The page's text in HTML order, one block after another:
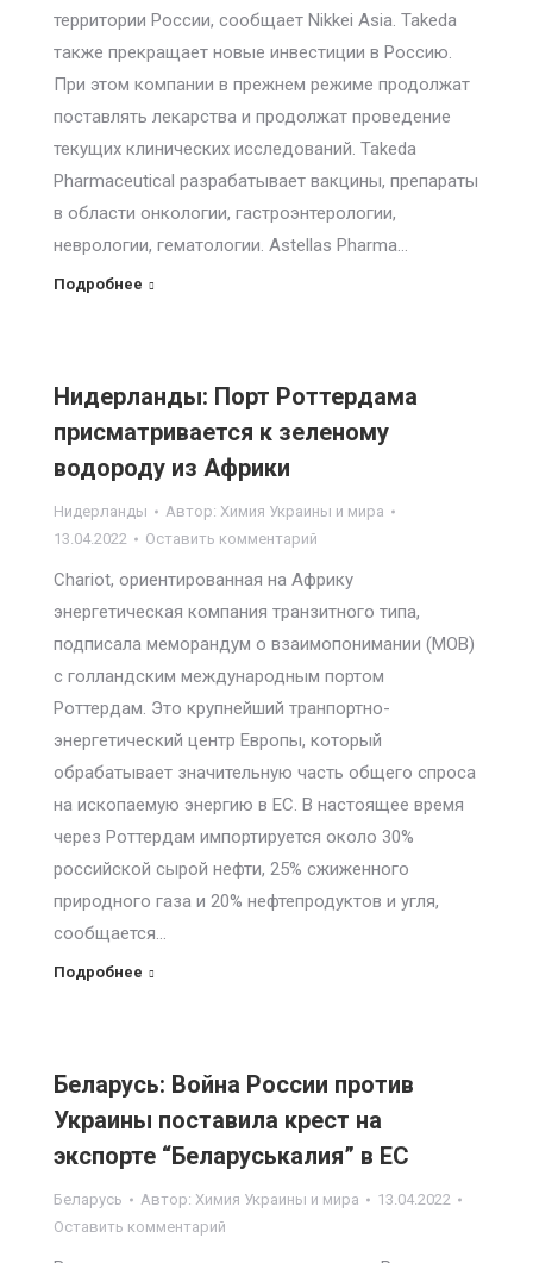
территории России, сообщает Nikkei Asia. Takeda
также прекращает новые инвестиции в Россию.
При этом компании в прежнем режиме продолжат
поставлять лекарства и продолжат проведение
текущих клинических исследований. Takeda
Pharmaceutical разрабатывает вакцины, препараты
в области онкологии, гастроэнтерологии,
неврологии, гематологии. Astellas Pharma…
Подробнее
Нидерланды: Порт Роттердама
присматривается к зеленому
водороду из Африки
Нидерланды Автор: Химия Украины и мира
13.04.2022
Оставить комментарий
Chariot, ориентированная на Африку
энергетическая компания транзитного типа,
подписала меморандум о взаимопонимании (МОВ)
с голландским международным портом
Роттердам. Это крупнейший транпортно-
энергетический центр Европы, который
обрабатывает значительную часть общего спроса
на ископаемую энергию в ЕС. В настоящее время
через Роттердам импортируется около 30%
российской сырой нефти, 25% сжиженного
природного газа и 20% нефтепродуктов и угля,
сообщается…
Подробнее
Беларусь: Война России против
Украины поставила крест на
экспорте “Беларуськалия” в ЕС
Беларусь Автор: Химия Украины и мира
13.04.2022
Оставить комментарий